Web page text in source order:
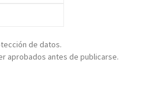
de datos.
aprobados antes de publicarse.